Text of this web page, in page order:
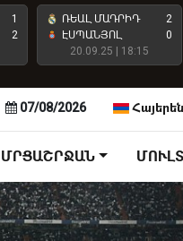
1
2
ՌԵԱԼ ՄԱԴՐԻԴ
2
ԷՍՊԱՆՅՈԼ
0
20.09.25 | 18:15
Հայերեն
07/08/2026
ՄՐՑԱՇՐՋԱՆ